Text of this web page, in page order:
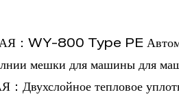
WY-800 Type PE
мешки для машины для
тепловое